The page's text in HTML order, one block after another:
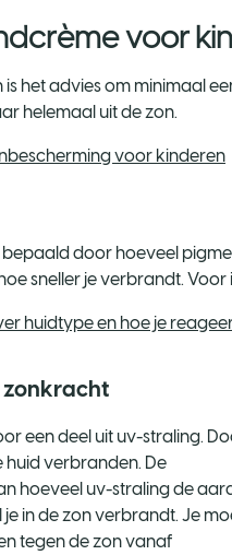
voor
het advies om minimaal
helemaal uit de zon.
voor kinderen
door hoeveel
sneller je verbrandt.
huidtype en hoe je
zonkracht
een deel uit uv-straling.
huid verbranden. De
hoeveel uv-straling de
je in de zon verbrandt. Je
tegen de zon vanaf